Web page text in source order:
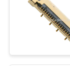
গোপনীয়তা